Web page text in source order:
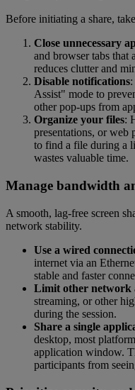
Before initiating a share,
Close unnecessary
and browser tabs that
reduces clutter and
Disable notifications
Assist" mode to
other pop-ups from
Organize your files:
presentations, or web
to find a file during a
wastes valuable time.
Manage bandwidth
A smooth, lag-free screen
network stability.
Use a wired
internet via an
stable and faster
Limit other network
streaming, or other
during the session.
Share a single
desktop, most
application window.
participants from